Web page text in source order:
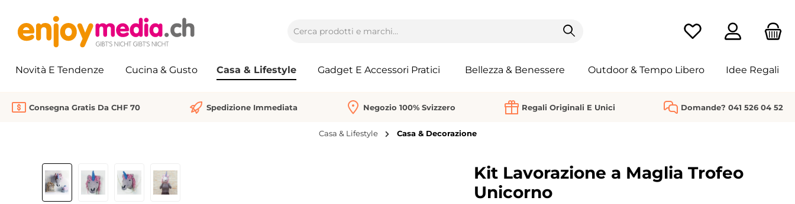
Hai 0 articoli nella
Novità E Tendenze Cucina & Gusto Casa & Lifestyle Gadget E Accessori Pratici Bellezza & Benessere Outdoor & Tempo Libero Idee Regali
Consegna Gratis Da CHF 70 Spedizione Immediata Negozio 100% Svizzero Regali Originali E Unici Domande? 041 526 04 52
Casa & Lifestyle Casa & Decorazione
Salta la galleria di immagini
Kit Lavorazione a Maglia Trofeo
Unicorno